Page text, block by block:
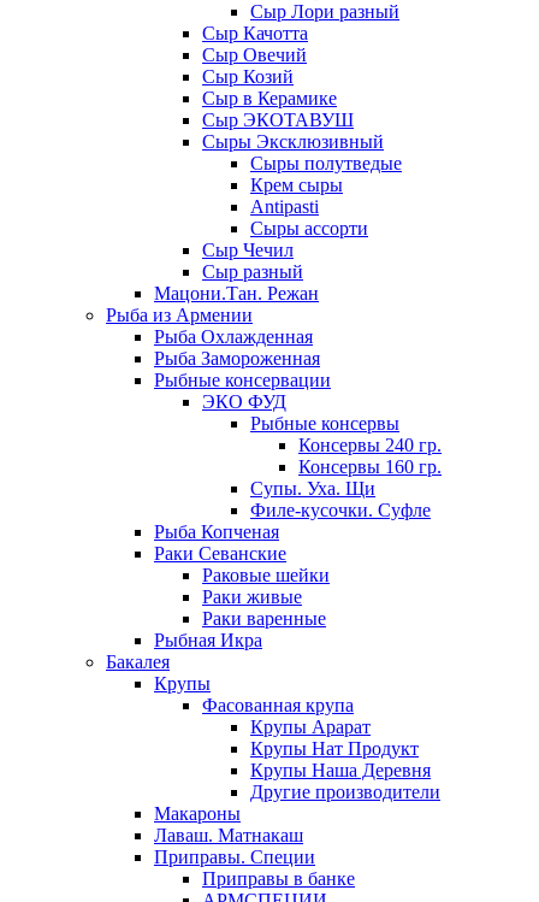
Сыр Лори разный
Сыр Качотта
Сыр Овечий
Сыр Козий
Сыр в Керамике
Сыр ЭКОТАВУШ
Сыры Эксклюзивный
Сыры полутведые
Крем сыры
Antipasti
Сыры ассорти
Сыр Чечил
Сыр разный
Мацони.Тан. Режан
Рыба из Армении
Рыба Охлажденная
Рыба Замороженная
Рыбные консервации
ЭКО ФУД
Рыбные консервы
Консервы 240 гр.
Консервы 160 гр.
Супы. Уха. Щи
Филе-кусочки. Суфле
Рыба Копченая
Раки Севанские
Раковые шейки
Раки живые
Раки варенные
Рыбная Икра
Бакалея
Крупы
Фасованная крупа
Крупы Арарат
Крупы Нат Продукт
Крупы Наша Деревня
Другие производители
Макароны
Лаваш. Матнакаш
Приправы. Специи
Приправы в банке